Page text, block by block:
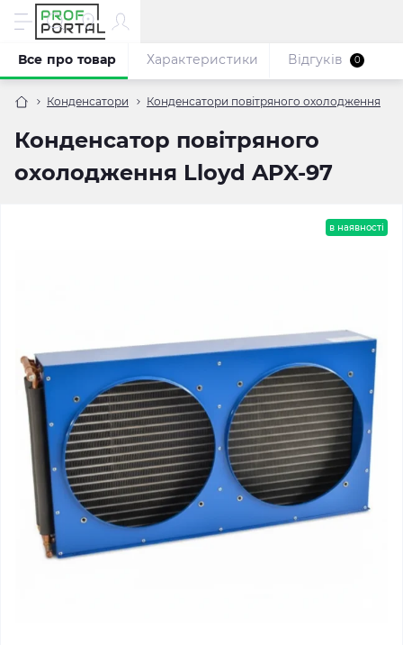
Конденсатори Конденсатори повітряного охолодження
Конденсатор повітряного
охолодження Lloyd APX-97
Все про товар Характеристики Відгуків 0
в наявності